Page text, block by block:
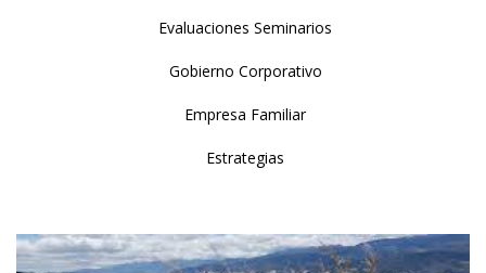
Evaluaciones Seminarios
Gobierno Corporativo
Empresa Familiar
Estrategias